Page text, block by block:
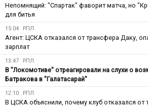
Непомнящий: "Спартак" фаворит матча, но
для битья
15:04 РПЛ
Агент: ЦСКА отказался от трансфера Даку,
зарплат
13:47 РПЛ
В "Локомотиве" отреагировали на слухи о
Батракова в "Галатасарай"
12:10 РПЛ
В ЦСКА объяснили, почему клуб отказался от